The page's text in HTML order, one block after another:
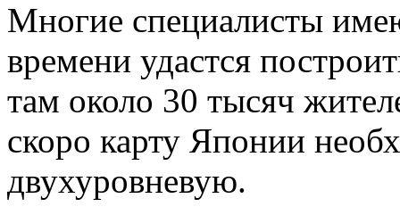
Многие специалисты
времени удастся
там около 30 тысяч
скоро карту Японии
двухуровневую.